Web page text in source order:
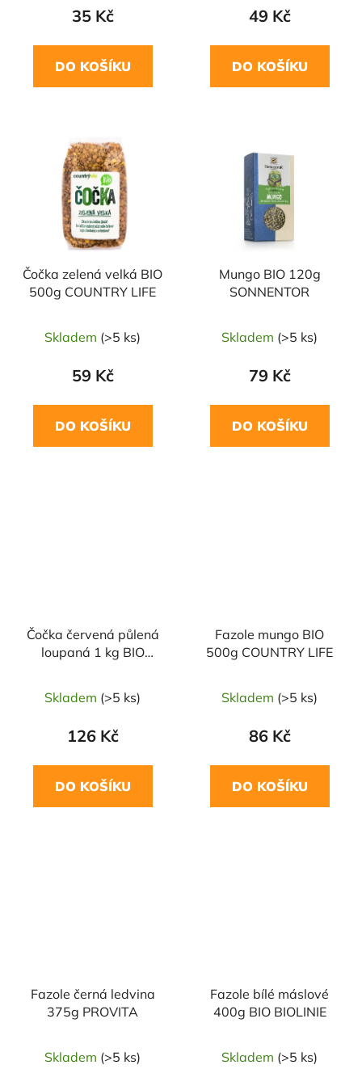
35 Kč
DO KOŠÍKU
49 Kč
DO KOŠÍKU
VOLBA
Čočka zelená velká BIO
500g COUNTRY LIFE
Skladem (>5 ks)
59 Kč
DO KOŠÍKU
Mungo BIO 120g
SONNENTOR
Skladem (>5 ks)
79 Kč
DO KOŠÍKU
Čočka červená půlená
loupaná 1 kg BIO
Skladem (>5 ks)
126 Kč
DO KOŠÍKU
Fazole mungo BIO
500g COUNTRY LIFE
Skladem (>5 ks)
86 Kč
DO KOŠÍKU
Fazole černá ledvina
375g PROVITA
Skladem (>5 ks)
Fazole bílé máslové
400g BIO BIOLINIE
Skladem (>5 ks)